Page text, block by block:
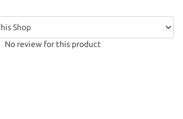
No review for this product